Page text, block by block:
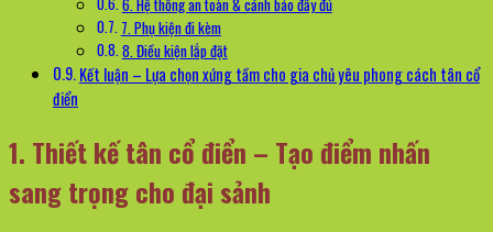
6. Hệ thống an toàn & cảnh báo đầy đủ
7. Phụ kiện đi kèm
8. Điều kiện lắp đặt
Kết luận – Lựa chọn xứng tầm cho gia chủ yêu phong cách tân cổ
điển
1. Thiết kế tân cổ điển – Tạo điểm nhấn
sang trọng cho đại sảnh